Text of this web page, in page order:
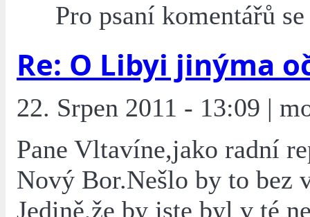
Pro psaní komentářů
Re: O Libyi jinýma
22. Srpen 2011 - 13:09 |
Pane Vltavíne,jako radní
Nový Bor.Nešlo by to bez
Jedině,že by jste byl v té